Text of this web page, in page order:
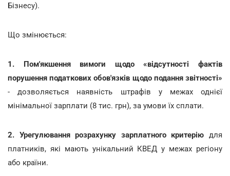
Бізнесу).
Що змінюється:
1. Пом'якшення вимоги щодо «відсутності фактів
порушення податкових обов'язків щодо подання звітності»
- дозволяється наявність штрафів у межах однієї
мінімальної зарплати (8 тис. грн), за умови їх сплати.
2. Урегулювання розрахунку зарплатного критерію для
платників, які мають унікальний КВЕД у межах регіону
або країни.